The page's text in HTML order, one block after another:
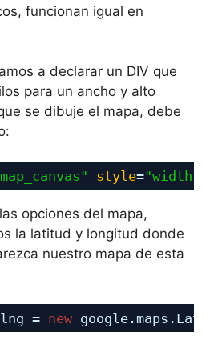
funcionan igual en
a declarar un DIV que
para un ancho y alto
se dibuje el mapa, debe
style="width:
opciones del mapa,
la latitud y longitud donde
nuestro mapa de esta
= new